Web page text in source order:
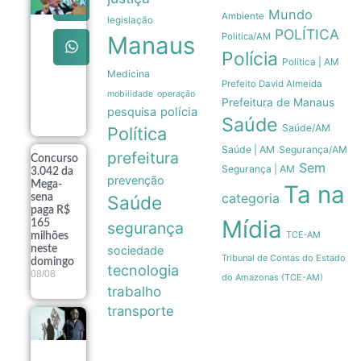
pretende
apresentar
dados de
preservação
Amazônia
Trump
08/08
Concurso
3.042 da
Mega-
sena
paga R$
165
milhões
neste
domingo
08/08
Exposição
legislação
Manaus
Medicina
mobilidade operação
pesquisa polícia
Política
prefeitura
prevenção
Saúde
segurança
sociedade
tecnologia
trabalho
transporte
Ambiente Mundo
Politica/AM POLÍTICA
Polícia Política | AM
Prefeito David Almeida
Prefeitura de Manaus
Saúde Saúde/AM
Saúde | AM Segurança/AM
Segurança | AM Sem
categoria Ta na
Mídia TCE-AM
Tribunal de Contas do Estado
do Amazonas (TCE-AM)